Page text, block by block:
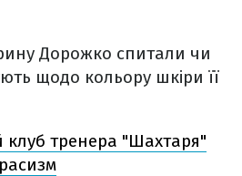
Дорожко спитали чи
щодо кольору шкіри її
клуб тренера "Шахтаря"